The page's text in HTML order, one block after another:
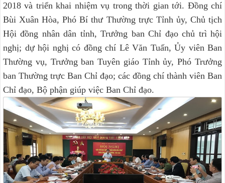
2018 và triển khai nhiệm vụ trong thời gian tới. Đồng chí
Bùi Xuân Hòa, Phó Bí thư Thường trực Tỉnh ủy, Chủ tịch
Hội đồng nhân dân tỉnh, Trưởng ban Chỉ đạo chủ trì hội
nghị; dự hội nghị có đồng chí Lê Văn Tuấn, Ủy viên Ban
Thường vụ, Trưởng ban Tuyên giáo Tỉnh ủy, Phó Trưởng
ban Thường trực Ban Chỉ đạo; các đồng chí thành viên Ban
Chỉ đạo, Bộ phận giúp việc Ban Chỉ đạo.